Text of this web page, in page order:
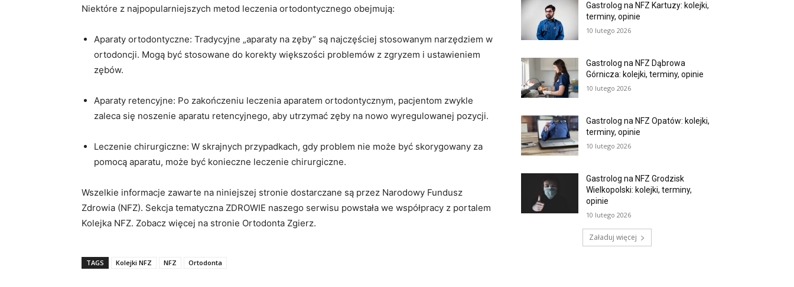
Niektóre z najpopularniejszych metod leczenia ortodontycznego obejmują:
Aparaty ortodontyczne: Tradycyjne „aparaty na zęby” są najczęściej stosowanym narzędziem w
ortodoncji. Mogą być stosowane do korekty większości problemów z zgryzem i ustawieniem
zębów.
Aparaty retencyjne: Po zakończeniu leczenia aparatem ortodontycznym, pacjentom zwykle
zaleca się noszenie aparatu retencyjnego, aby utrzymać zęby na nowo wyregulowanej pozycji.
Leczenie chirurgiczne: W skrajnych przypadkach, gdy problem nie może być skorygowany za
pomocą aparatu, może być konieczne leczenie chirurgiczne.
Wszelkie informacje zawarte na niniejszej stronie dostarczane są przez Narodowy Fundusz
Zdrowia (NFZ). Sekcja tematyczna ZDROWIE naszego serwisu powstała we współpracy z portalem
Kolejka NFZ. Zobacz więcej na stronie Ortodonta Zgierz.
TAGS Kolejki NFZ NFZ Ortodonta
Gastrolog na NFZ Kartuzy: kolejki,
terminy, opinie
10 lutego 2026
Gastrolog na NFZ Dąbrowa
Górnicza: kolejki, terminy, opinie
10 lutego 2026
Gastrolog na NFZ Opatów: kolejki,
terminy, opinie
10 lutego 2026
Gastrolog na NFZ Grodzisk
Wielkopolski: kolejki, terminy,
opinie
10 lutego 2026
Załaduj więcej